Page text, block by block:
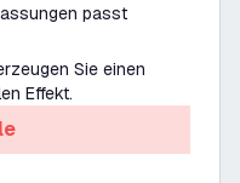
passt
Sie einen
Effekt.